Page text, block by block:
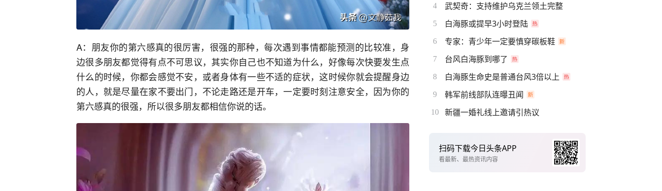
A：朋友你的第六感真的很厉害，很强的那种，每次遇到事情都能预测的比较准，身
边很多朋友都觉得有点不可思议，其实你自己也不知道为什么，好像每次快要发生点
什么的时候，你都会感觉不安，或者身体有一些不适的症状，这时候你就会提醒身边
的人，就是尽量在家不要出门，不论走路还是开车，一定要时刻注意安全，因为你的
第六感真的很强，所以很多朋友都相信你说的话。
4 武契奇：支持维护乌克兰领土完整
5 白海豚或提早3小时登陆
6 专家：青少年一定要慎穿碳板鞋
7 台风白海豚到哪了
8 白海豚生命史是普通台风3倍以上
9 韩军前线部队连曝丑闻
10 新疆一婚礼线上邀请引热议
扫码下载今日头条APP
看最新、最热资讯内容